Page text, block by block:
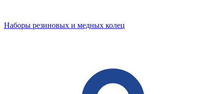
Наборы резиновых и медных колец